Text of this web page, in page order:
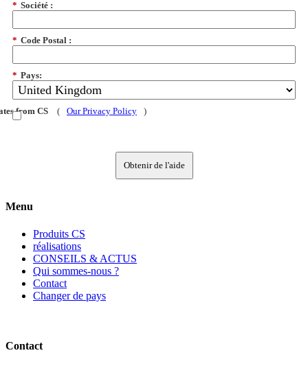
* Société :
* Code Postal :
* Pays:
from CS ( Our Privacy Policy )
Obtenir de l'aide
Menu
Produits CS
réalisations
CONSEILS & ACTUS
Qui sommes-nous ?
Contact
Changer de pays
Contact